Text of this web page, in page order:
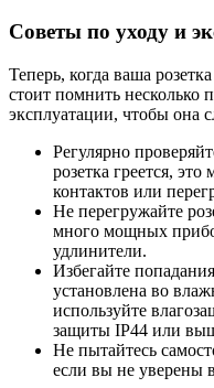
Советы по уходу и
Теперь, когда ваша
стоит помнить несколько
эксплуатации, чтобы она
Регулярно
розетка греется,
контактов или
Не перегружайте
много мощных
удлинители.
Избегайте
установлена во
используйте
защиты IP44 или
Не пытайтесь
если вы не уверены